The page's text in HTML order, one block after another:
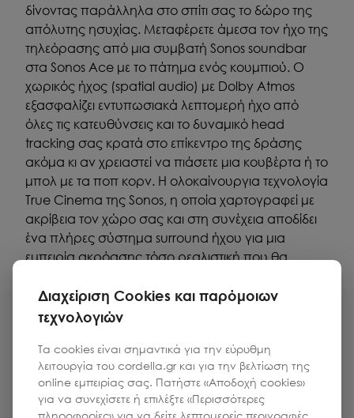
δίνοντας παράλληλα στο σπίτι σας το δώρο της
απόλυτης ησυχίας. Μεταφέρετε άμεσα τον ήχο της
τηλεόρασης από μια συμβατή Sonos soundbar
στα Sonos Ace με το πάτημα ενός κουμπιού. Ο
χωρικός ήχος (spatial audio) με Dolby Atmos
εξασφαλίζει εντυπωσιακά λεπτομερή ήχο από
όλες τις κατευθύνσεις και το δυναμικό head
tracking σας κρατά στο επίκεντρο της δράσης
ακόμα κι αν χρειαστεί να πιάσετε μια κουβέρτα ή το
μπολ με τα ποπ κορν. Η ολοκαίνουργια τεχνολογία
True Cinema της Sonos, η οποία χαρτογραφεί με
ακρίβεια τον χώρο σας και στη συνέχεια αποδίδει
ένα πλήρες σύστημα surround ήχου για μια
εμπειρία ακρόασης τόσο ρεαλιστική που θα
ενεργοποιηθεί εντός του έτους.
Διαχείριση Cookies και παρόμοιων
τεχνολογιών
Τα cookies είναι σημαντικά για την εύρυθμη
λειτουργία του cordella.gr και για την βελτίωση της
online εμπειρίας σας. Πατήστε «Αποδοχή cookies»
για να συνεχίσετε ή επιλέξτε «Περισσότερες
πληροφορίες» για να δείτε λεπτομερείς περιγραφές